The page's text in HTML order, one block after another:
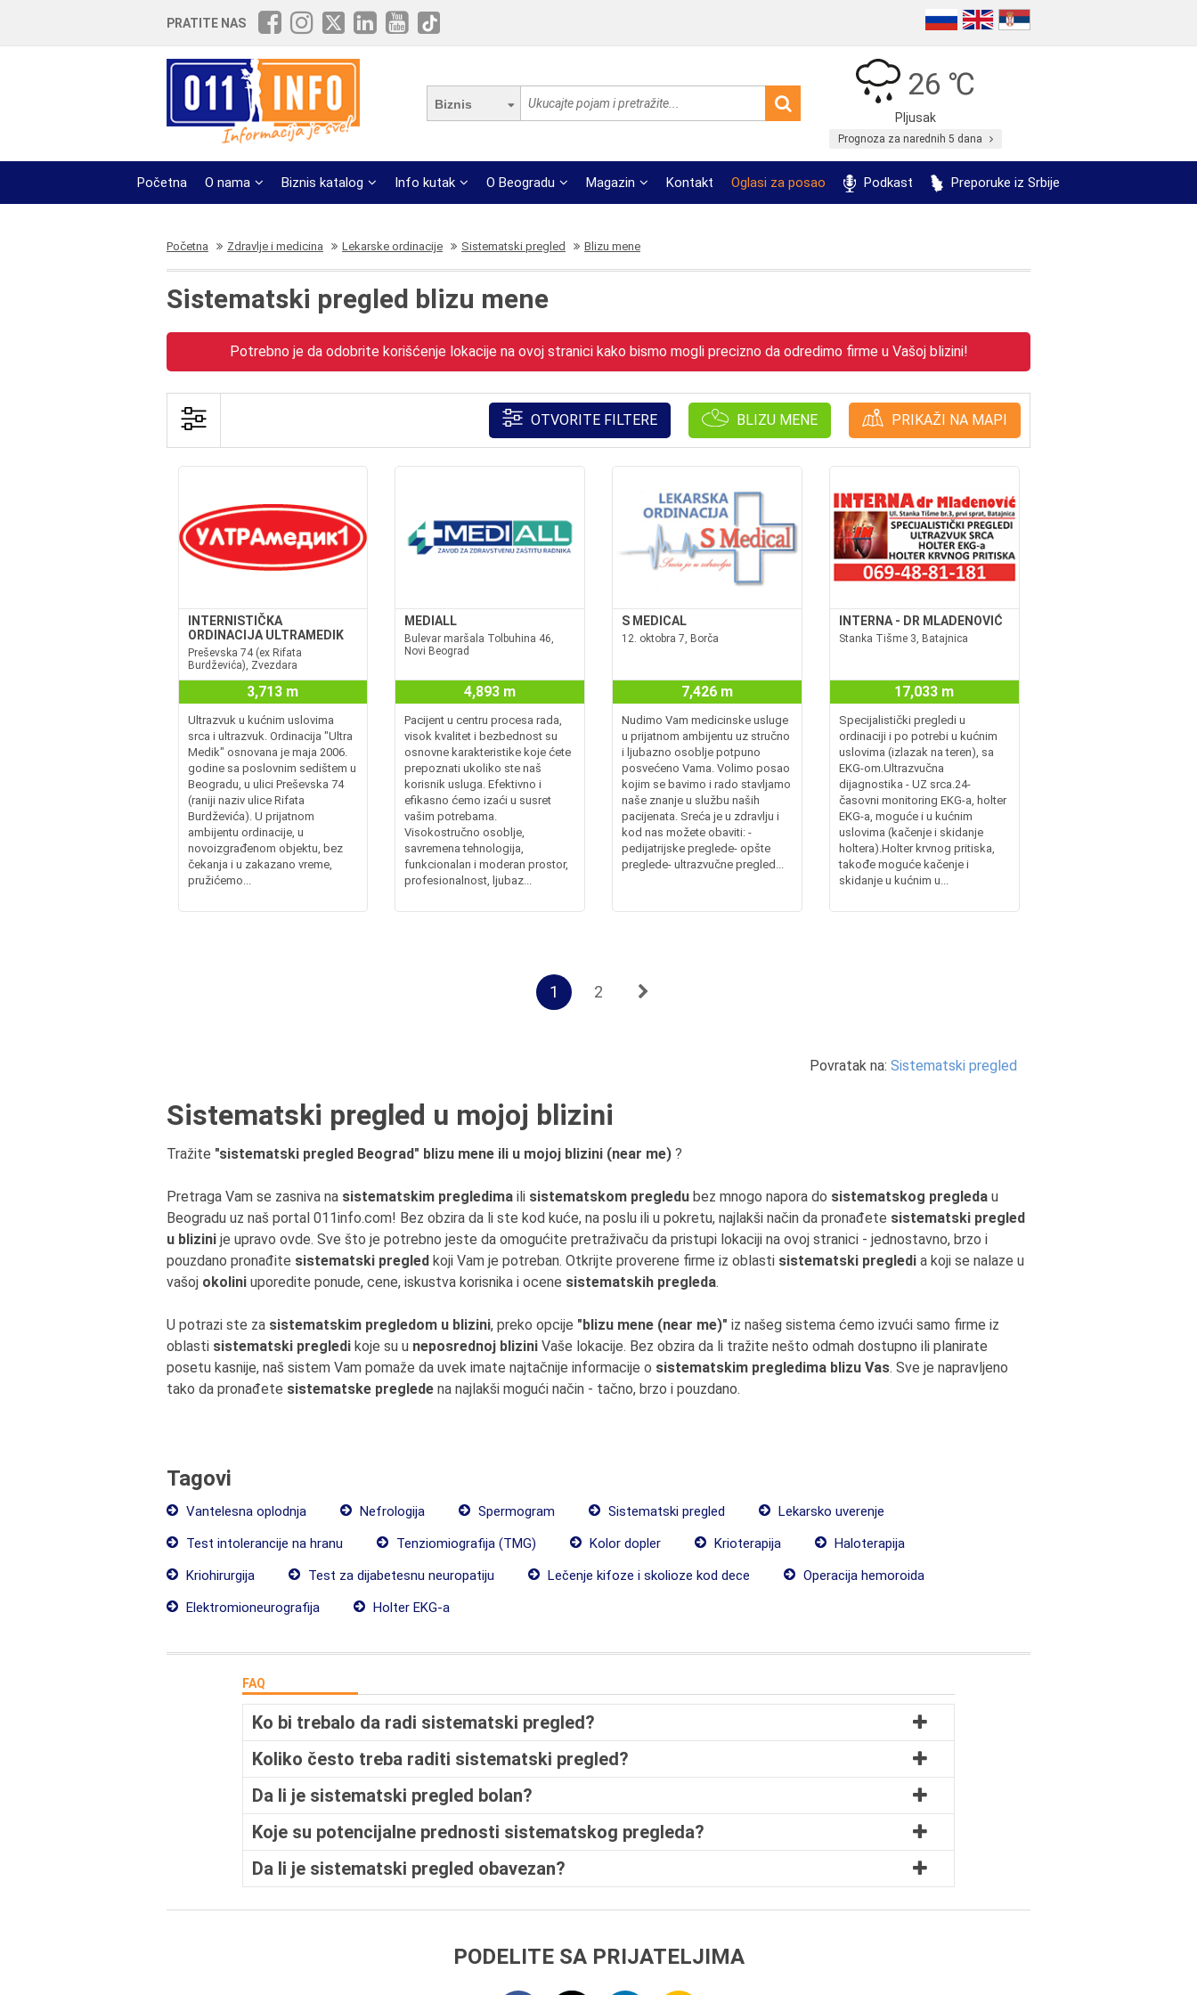
PRATITE NAS
Biznis
26 ℃
Pljusak
Prognoza za narednih 5 dana
Početna O nama Biznis katalog Info kutak O Beogradu Magazin Kontakt Oglasi za posao Podkast Preporuke iz Srbije
Početna Zdravlje i medicina Lekarske ordinacije Sistematski pregled Blizu mene
Sistematski pregled blizu mene
Potrebno je da odobrite korišćenje lokacije na ovoj stranici kako bismo mogli precizno da odredimo firme u Vašoj blizini!
OTVORITE FILTERE BLIZU MENE PRIKAŽI NA MAPI
INTERNISTIČKA
ORDINACIJA ULTRAMEDIK
Preševska 74 (ex Rifata
Burdževića), Zvezdara
3,713 m
Ultrazvuk u kućnim uslovima
srca i ultrazvuk. Ordinacija "Ultra
Medik" osnovana je maja 2006.
godine sa poslovnim sedištem u
Beogradu, u ulici Preševska 74
(raniji naziv ulice Rifata
Burdževića). U prijatnom
ambijentu ordinacije, u
novoizgrađenom objektu, bez
čekanja i u zakazano vreme,
pružićemo...
MEDIALL
Bulevar maršala Tolbuhina 46,
Novi Beograd
4,893 m
Pacijent u centru procesa rada,
visok kvalitet i bezbednost su
osnovne karakteristike koje ćete
prepoznati ukoliko ste naš
korisnik usluga. Efektivno i
efikasno ćemo izaći u susret
vašim potrebama.
Visokostručno osoblje,
savremena tehnologija,
funkcionalan i moderan prostor,
profesionalnost, ljubaz...
S MEDICAL
12. oktobra 7, Borča
7,426 m
Nudimo Vam medicinske usluge
u prijatnom ambijentu uz stručno
i ljubazno osoblje potpuno
posvećeno Vama. Volimo posao
kojim se bavimo i rado stavljamo
naše znanje u službu naših
pacijenata. Sreća je u zdravlju i
kod nas možete obaviti: -
pedijatrijske preglede- opšte
preglede- ultrazvučne pregled...
INTERNA - DR MLADENOVIĆ
Stanka Tišme 3, Batajnica
17,033 m
Specijalistički pregledi u
ordinaciji i po potrebi u kućnim
uslovima (izlazak na teren), sa
EKG-om.Ultrazvučna
dijagnostika - UZ srca.24-
časovni monitoring EKG-a, holter
EKG-a, moguće i u kućnim
uslovima (kačenje i skidanje
holtera).Holter krvnog pritiska,
takođe moguće kačenje i
skidanje u kućnim u...
1 2
Povratak na: Sistematski pregled
Sistematski pregled u mojoj blizini
Tražite "sistematski pregled Beograd" blizu mene ili u mojoj blizini (near me) ?
Pretraga Vam se zasniva na sistematskim pregledima ili sistematskom pregledu bez mnogo napora do sistematskog pregleda u
Beogradu uz naš portal 011info.com! Bez obzira da li ste kod kuće, na poslu ili u pokretu, najlakši način da pronađete sistematski pregled
u blizini je upravo ovde. Sve što je potrebno jeste da omogućite pretraživaču da pristupi lokaciji na ovoj stranici - jednostavno, brzo i
pouzdano pronađite sistematski pregled koji Vam je potreban. Otkrijte proverene firme iz oblasti sistematski pregledi a koji se nalaze u
vašoj okolini uporedite ponude, cene, iskustva korisnika i ocene sistematskih pregleda.
U potrazi ste za sistematskim pregledom u blizini, preko opcije "blizu mene (near me)" iz našeg sistema ćemo izvući samo firme iz
oblasti sistematski pregledi koje su u neposrednoj blizini Vaše lokacije. Bez obzira da li tražite nešto odmah dostupno ili planirate
posetu kasnije, naš sistem Vam pomaže da uvek imate najtačnije informacije o sistematskim pregledima blizu Vas. Sve je napravljeno
tako da pronađete sistematske preglede na najlakši mogući način - tačno, brzo i pouzdano.
Tagovi
Vantelesna oplodnja Nefrologija Spermogram Sistematski pregled
Lekarsko uverenje
Test intolerancije na hranu
Tenziomiografija (TMG) Kolor dopler Krioterapija
Haloterapija
Kriohirurgija
Test za dijabetesnu neuropatiju Lečenje kifoze i skolioze kod dece
Operacija hemoroida
Elektromioneurografija
Holter EKG-a
FAQ
Ko bi trebalo da radi sistematski pregled?
Koliko često treba raditi sistematski pregled?
Da li je sistematski pregled bolan?
Koje su potencijalne prednosti sistematskog pregleda?
Da li je sistematski pregled obavezan?
PODELITE SA PRIJATELJIMA